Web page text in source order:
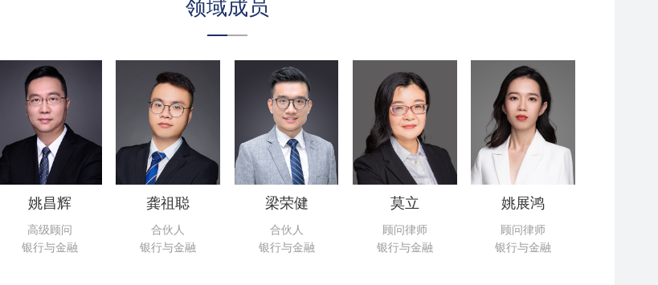
领域成员
姚昌辉
高级顾问
银行与金融
龚祖聪
合伙人
银行与金融
梁荣健
合伙人
银行与金融
莫立
顾问律师
银行与金融
姚展鸿
顾问律师
银行与金融